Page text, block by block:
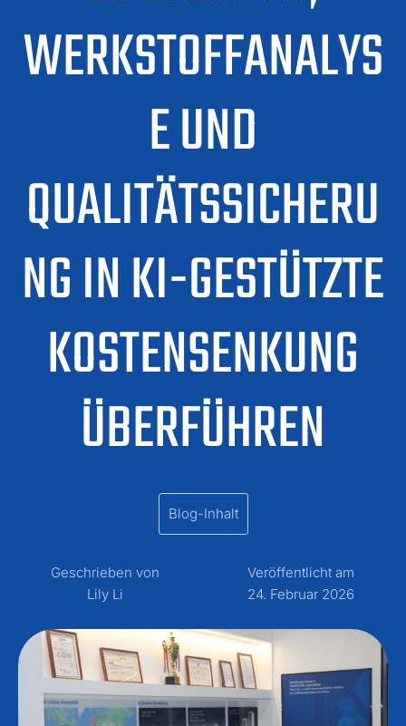
WERKSTOFFANALYS
E UND
QUALITÄTSSICHERU
NG IN KI-GESTÜTZTE
KOSTENSENKUNG
ÜBERFÜHREN
Blog-Inhalt
Geschrieben von
Lily Li
Veröffentlicht am
24. Februar 2026